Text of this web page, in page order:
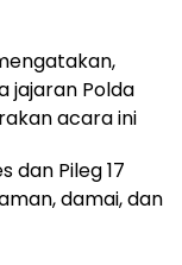
jajaran Polda
acara ini
dan Pileg 17
damai, dan